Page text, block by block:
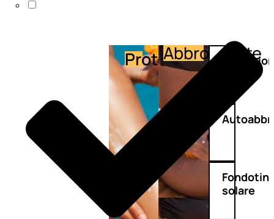
Protezione
Abbronzante
solare